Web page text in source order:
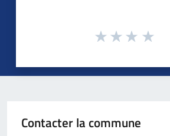
Contacter la commune